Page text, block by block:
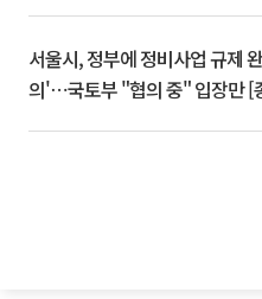
서울시, 정부에 정비사업 규제
의'⋯국토부 "협의 중" 입장만 [